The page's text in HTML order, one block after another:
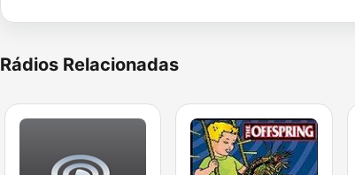
Rádios Relacionadas